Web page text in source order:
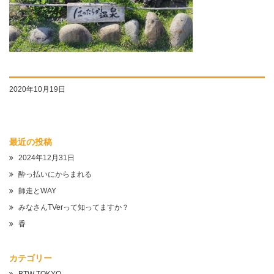
2020年10月19日
最近の投稿
2024年12月31日
酔っ払いにからまれる
師走とWAY
みなさんTVerって知ってますか？
香
カテゴリー